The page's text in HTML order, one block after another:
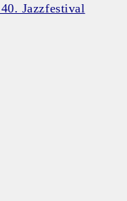
Jazzfestival